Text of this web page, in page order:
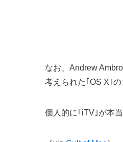
なお、Andrew
考えられた｢OS X｣
個人的に｢iTV｣が本